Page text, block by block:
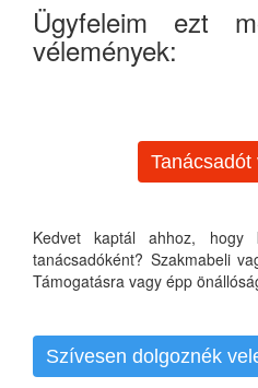
Ügyfeleim ezt
vélemények:
Tanácsadót
Kedvet kaptál ahhoz, hogy
tanácsadóként? Szakmabeli
Támogatásra vagy épp
Szívesen dolgoznék